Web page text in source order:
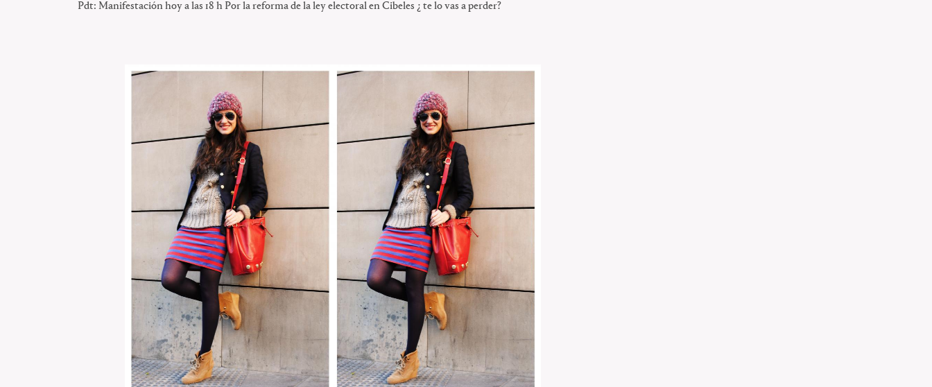
Pdt: Manifestación hoy a las 18 h Por la reforma de la ley electoral en Cibeles ¿ te lo vas a perder?